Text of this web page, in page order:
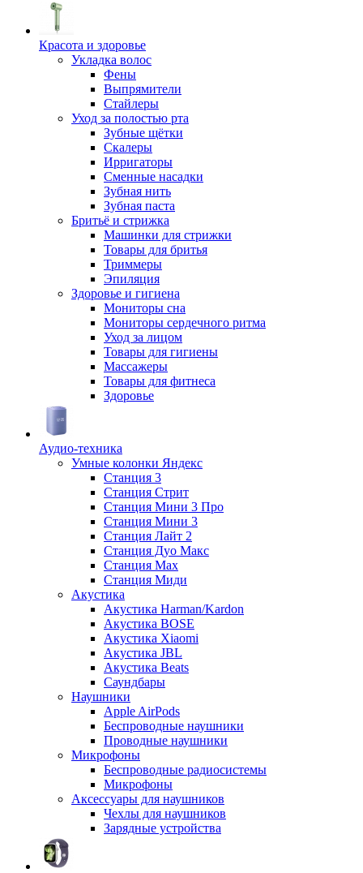
Красота и здоровье
Укладка волос
Фены
Выпрямители
Стайлеры
Уход за полостью рта
Зубные щётки
Скалеры
Ирригаторы
Сменные насадки
Зубная нить
Зубная паста
Бритьё и стрижка
Машинки для стрижки
Товары для бритья
Триммеры
Эпиляция
Здоровье и гигиена
Мониторы сна
Мониторы сердечного ритма
Уход за лицом
Товары для гигиены
Массажеры
Товары для фитнеса
Здоровье
Аудио-техника
Умные колонки Яндекс
Станция 3
Станция Стрит
Станция Мини 3 Про
Станция Мини 3
Станция Лайт 2
Станция Дуо Макс
Станция Max
Станция Миди
Акустика
Акустика Harman/Kardon
Акустика BOSE
Акустика Xiaomi
Акустика JBL
Акустика Beats
Саундбары
Наушники
Apple AirPods
Беспроводные наушники
Проводные наушники
Микрофоны
Беспроводные радиосистемы
Микрофоны
Аксессуары для наушников
Чехлы для наушников
Зарядные устройства